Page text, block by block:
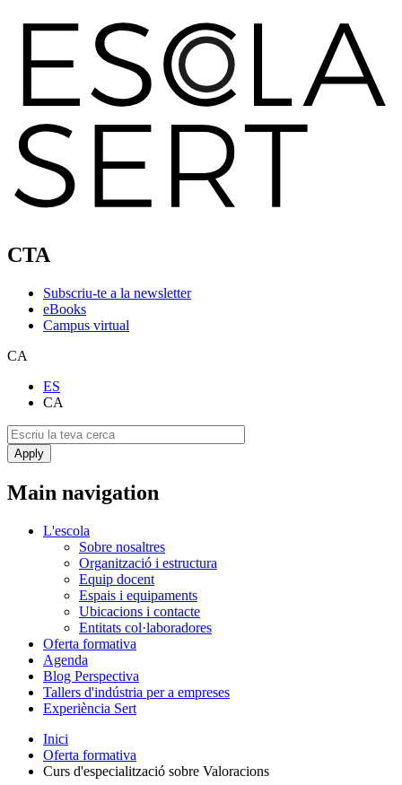
CTA
Subscriu-te a la newsletter
eBooks
Campus virtual
CA
ES
CA
Main navigation
L'escola
Sobre nosaltres
Organització i estructura
Equip docent
Espais i equipaments
Ubicacions i contacte
Entitats col·laboradores
Oferta formativa
Agenda
Blog Perspectiva
Tallers d'indústria per a empreses
Experiència Sert
Inici
Oferta formativa
Curs d'especialització sobre Valoracions